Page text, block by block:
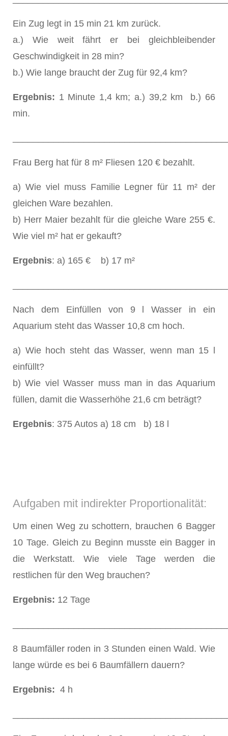
Ein Zug legt in 15 min 21 km zurück.
a.) Wie weit fährt er bei gleichbleibender
Geschwindigkeit in 28 min?
b.) Wie lange braucht der Zug für 92,4 km?
Ergebnis: 1 Minute 1,4 km; a.) 39,2 km b.) 66
min.
Frau Berg hat für 8 m² Fliesen 120 € bezahlt.
a) Wie viel muss Familie Legner für 11 m² der
gleichen Ware bezahlen.
b) Herr Maier bezahlt für die gleiche Ware 255 €.
Wie viel m² hat er gekauft?
Ergebnis: a) 165 € b) 17 m²
Nach dem Einfüllen von 9 l Wasser in ein
Aquarium steht das Wasser 10,8 cm hoch.
a) Wie hoch steht das Wasser, wenn man 15 l
einfüllt?
b) Wie viel Wasser muss man in das Aquarium
füllen, damit die Wasserhöhe 21,6 cm beträgt?
Ergebnis: 375 Autos a) 18 cm b) 18 l
Aufgaben mit indirekter Proportionalität:
Um einen Weg zu schottern, brauchen 6 Bagger
10 Tage. Gleich zu Beginn musste ein Bagger in
die Werkstatt. Wie viele Tage werden die
restlichen für den Weg brauchen?
Ergebnis: 12 Tage
8 Baumfäller roden in 3 Stunden einen Wald. Wie
lange würde es bei 6 Baumfällern dauern?
Ergebnis: 4 h